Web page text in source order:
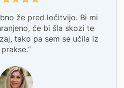
že pred ločitvijo. Bi mi
če bi šla skozi te
tako pa sem se učila iz
prakse.“